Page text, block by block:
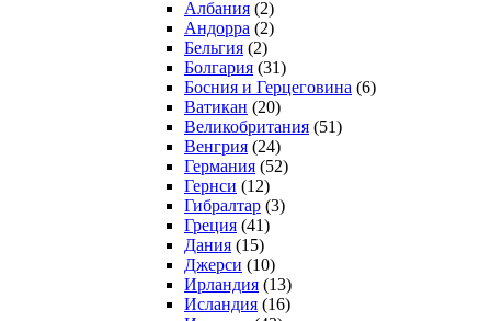
Албания (2)
Андорра (2)
Бельгия (2)
Болгария (31)
Босния и Герцеговина (6)
Ватикан (20)
Великобритания (51)
Венгрия (24)
Германия (52)
Гернси (12)
Гибралтар (3)
Греция (41)
Дания (15)
Джерси (10)
Ирландия (13)
Исландия (16)